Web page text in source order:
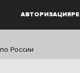
АВТОРИЗАЦИЯ
России